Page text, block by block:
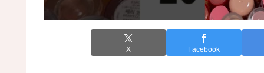
X Facebook